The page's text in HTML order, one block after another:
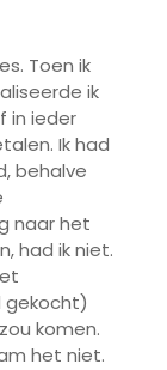
Toen ik
ik
in ieder
Ik had
behalve
naar het
had ik niet.
gekocht)
komen.
het niet.